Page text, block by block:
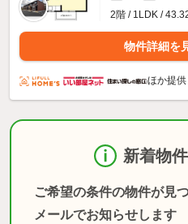
2階 / 1LDK /
物件詳細を
ほか提供
新着物
ご希望の条件の物件が見
メールでお知らせします